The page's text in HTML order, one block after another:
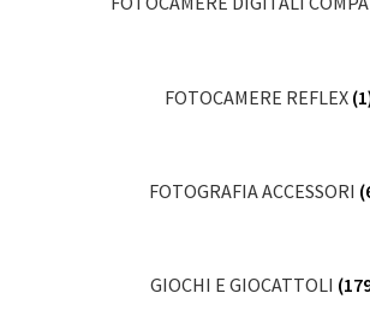
FOTOCAMERE REFLEX
FOTOGRAFIA ACCESSORI
GIOCHI E GIOCATTOLI